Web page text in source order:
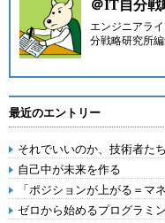
＠IT自分戦
エンジニアラ
分戦略研究所
最近のエントリー
それでいいのか、技術者たち
自己中が未来を作る
「ポジションが上がる＝マ
ゼロから始めるプログラミ